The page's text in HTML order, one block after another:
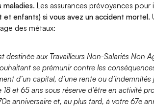
maladies. Les assurances prévoyances
et enfants) si vous avez un accident mortel.
des métaux:
destinée aux Travailleurs Non-Salariés Non
se prémunir contre les
d’un capital, d’une rente ou
et 65 ans sous réserve d’être en activité
anniversaire et, au plus tard, à votre 67e